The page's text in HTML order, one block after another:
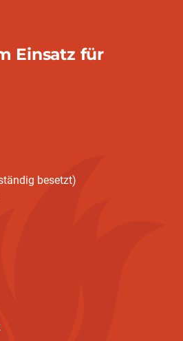
Einsatz für
besetzt)